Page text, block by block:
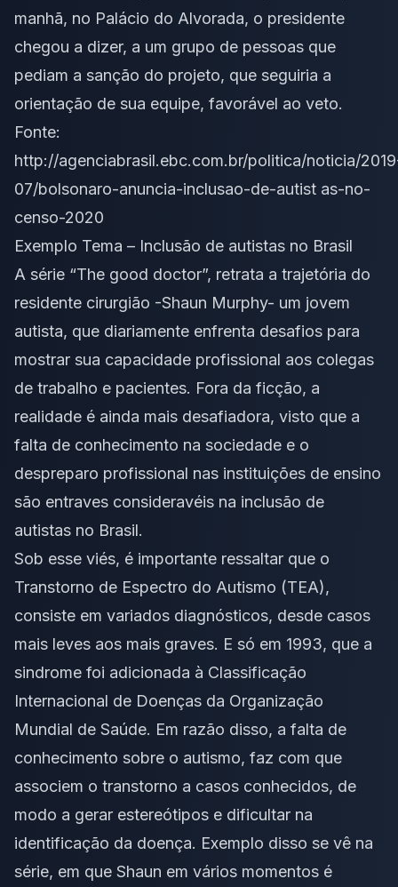
manhã, no Palácio do Alvorada, o presidente
chegou a dizer, a um grupo de pessoas que
pediam a sanção do projeto, que seguiria a
orientação de sua equipe, favorável ao veto.
Fonte:
http://agenciabrasil.ebc.com.br/politica/noticia/
07/bolsonaro-anuncia-inclusao-de-autist as-no-
censo-2020
Exemplo Tema – Inclusão de autistas no Brasil
A série “The good doctor”, retrata a trajetória do
residente cirurgião -Shaun Murphy- um jovem
autista, que diariamente enfrenta desafios para
mostrar sua capacidade profissional aos colegas
de trabalho e pacientes. Fora da ficção, a
realidade é ainda mais desafiadora, visto que a
falta de conhecimento na sociedade e o
despreparo profissional nas instituições de ensino
são entraves consideravéis na inclusão de
autistas no Brasil.
Sob esse viés, é importante ressaltar que o
Transtorno de Espectro do Autismo (TEA),
consiste em variados diagnósticos, desde casos
mais leves aos mais graves. E só em 1993, que a
sindrome foi adicionada à Classificação
Internacional de Doenças da Organização
Mundial de Saúde. Em razão disso, a falta de
conhecimento sobre o autismo, faz com que
associem o transtorno a casos conhecidos, de
modo a gerar estereótipos e dificultar na
identificação da doença. Exemplo disso se vê na
série, em que Shaun em vários momentos é